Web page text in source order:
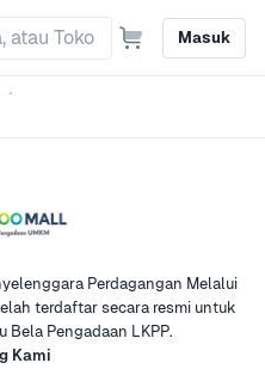
Masuk
Perdagangan Melalui
terdaftar secara resmi untuk
Bela Pengadaan LKPP.
Kami